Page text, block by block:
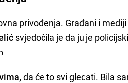
privođenja. Građani i
svjedočila je da ju je
da će to svi gledati. Bila